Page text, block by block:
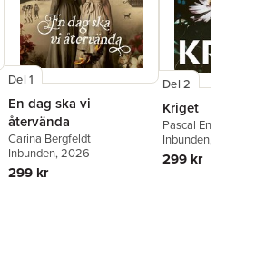
Del 1
En dag ska vi
återvända
Carina Bergfeldt
Inbunden, 2026
299 kr
Del 2
Kriget
Pascal Engman
Inbunden, 2026
299 kr